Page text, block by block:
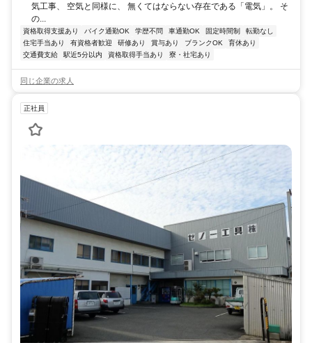
気工事、 空気と同様に、 無くてはならない存在である「電気」。 そ
の...
資格取得支援あり バイク通勤OK 学歴不問 車通勤OK 固定時間制
転勤なし
住宅手当あり
有資格者歓迎 研修あり 賞与あり ブランクOK
育休あり
交通費支給
駅近5分以内 資格取得手当あり 寮・社宅あり
同じ企業の求人
正社員